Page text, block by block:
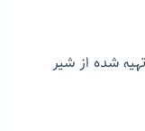
تهیه شده از شیر